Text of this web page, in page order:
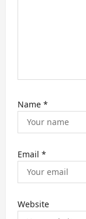
Name *
Email *
Website